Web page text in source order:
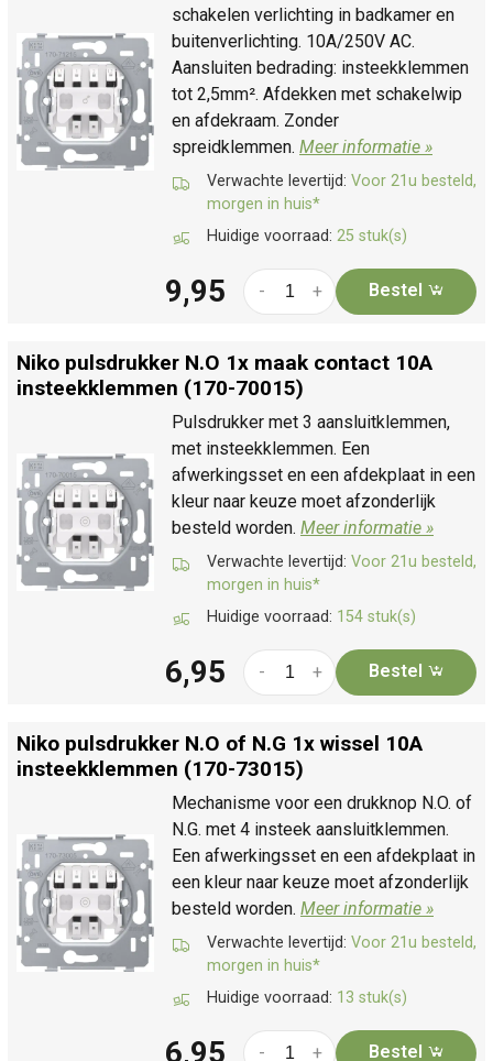
schakelen verlichting in badkamer en
buitenverlichting. 10A/250V AC.
Aansluiten bedrading: insteekklemmen
tot 2,5mm². Afdekken met schakelwip
en afdekraam. Zonder
spreidklemmen. Meer informatie »
Verwachte levertijd: Voor 21u besteld,
morgen in huis*
Huidige voorraad: 25 stuk(s)
9,95 +
- Bestel
Niko pulsdrukker N.O 1x maak contact 10A
insteekklemmen (170-70015)
Pulsdrukker met 3 aansluitklemmen,
met insteekklemmen. Een
afwerkingsset en een afdekplaat in een
kleur naar keuze moet afzonderlijk
besteld worden. Meer informatie »
Verwachte levertijd: Voor 21u besteld,
morgen in huis*
Huidige voorraad: 154 stuk(s)
6,95 +
- Bestel
Niko pulsdrukker N.O of N.G 1x wissel 10A
insteekklemmen (170-73015)
Mechanisme voor een drukknop N.O. of
N.G. met 4 insteek aansluitklemmen.
Een afwerkingsset en een afdekplaat in
een kleur naar keuze moet afzonderlijk
besteld worden. Meer informatie »
Verwachte levertijd: Voor 21u besteld,
morgen in huis*
Huidige voorraad: 13 stuk(s)
6,95 +
- Bestel